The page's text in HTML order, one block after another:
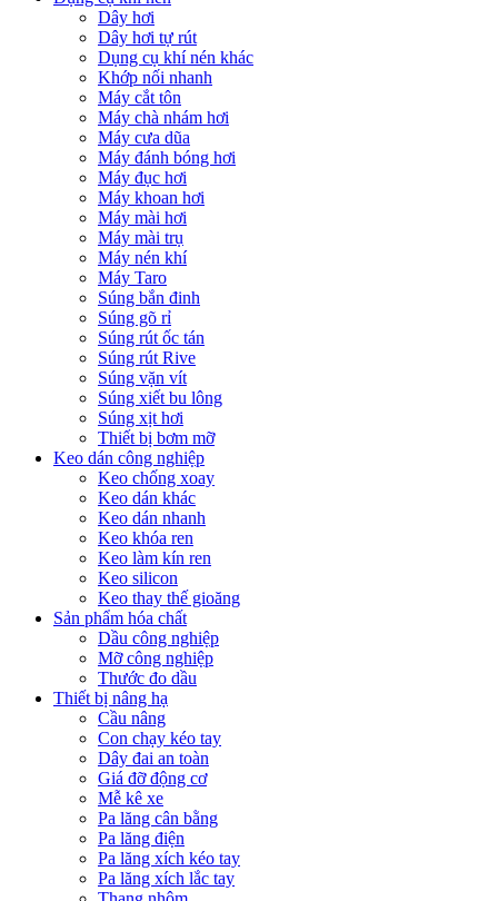
Dây hơi
Dây hơi tự rút
Dụng cụ khí nén khác
Khớp nối nhanh
Máy cắt tôn
Máy chà nhám hơi
Máy cưa dũa
Máy đánh bóng hơi
Máy đục hơi
Máy khoan hơi
Máy mài hơi
Máy mài trụ
Máy nén khí
Máy Taro
Súng bắn đinh
Súng gõ rỉ
Súng rút ốc tán
Súng rút Rive
Súng vặn vít
Súng xiết bu lông
Súng xịt hơi
Thiết bị bơm mỡ
Keo dán công nghiệp
Keo chống xoay
Keo dán khác
Keo dán nhanh
Keo khóa ren
Keo làm kín ren
Keo silicon
Keo thay thế gioăng
Sản phẩm hóa chất
Dầu công nghiệp
Mỡ công nghiệp
Thước đo dầu
Thiết bị nâng hạ
Cầu nâng
Con chạy kéo tay
Dây đai an toàn
Giá đỡ động cơ
Mễ kê xe
Pa lăng cân bằng
Pa lăng điện
Pa lăng xích kéo tay
Pa lăng xích lắc tay